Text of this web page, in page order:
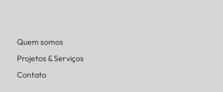
Quem somos
Projetos & Serviços
Contato